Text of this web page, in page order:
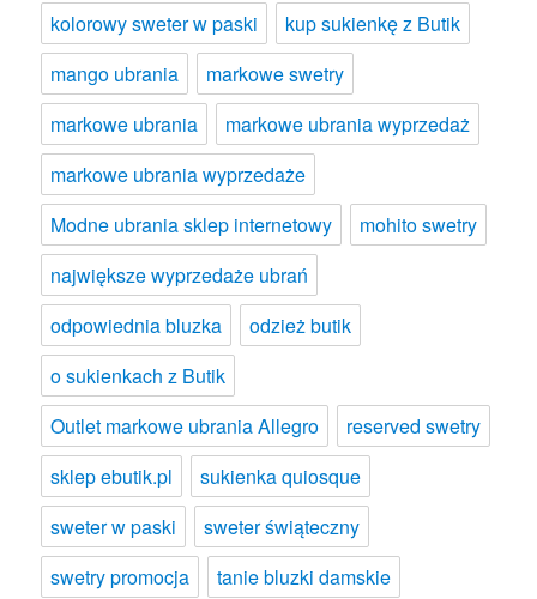
kolorowy sweter w paski
kup sukienkę z Butik
mango ubrania
markowe swetry
markowe ubrania
markowe ubrania wyprzedaż
markowe ubrania wyprzedaże
Modne ubrania sklep internetowy
mohito swetry
największe wyprzedaże ubrań
odpowiednia bluzka
odzież butik
o sukienkach z Butik
Outlet markowe ubrania Allegro
reserved swetry
sklep ebutik.pl
sukienka quiosque
sweter w paski
sweter świąteczny
swetry promocja
tanie bluzki damskie